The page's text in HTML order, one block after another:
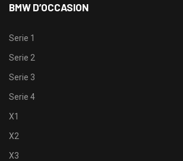
BMW D’OCCASION
Serie 1
Serie 2
Serie 3
Serie 4
X1
X2
X3